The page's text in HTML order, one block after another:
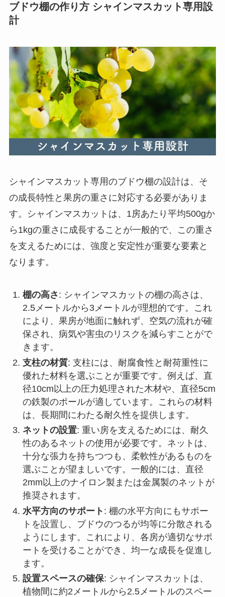
ブドウ棚の作り方 シャインマスカット専用設
計
シャインマスカット専用のブドウ棚の設計は、そ
の成長特性と果房の重さに対応する必要がありま
す。シャインマスカットは、1房あたり平均500gか
ら1kgの重さに成長することが一般的で、この重さ
を支えるためには、強度と安定性が重要な要素と
なります。
棚の高さ : シャインマスカットの棚の高さは、
2.5メートルから3メートルが理想的です。これ
により、果房が地面に触れず、空気の流れが確
保され、病気や害虫のリスクを減らすことがで
きます。
支柱の材質: 支柱には、耐腐食性と耐荷重性に
優れた材料を選ぶことが重要です。例えば、直
径10cm以上の圧力処理された木材や、直径5cm
の鉄製のポールが適しています。これらの材料
は、長期間にわたる耐久性を提供します。
ネットの設置: 重い房を支えるためには、耐久
性のあるネットの使用が必要です。ネットは、
十分な張力を持ちつつも、柔軟性があるものを
選ぶことが望ましいです。一般的には、直径
2mm以上のナイロン製または金属製のネットが
推奨されます。
水平方向のサポート : 棚の水平方向にもサポー
トを設置し、ブドウのつるが均等に分散される
ようにします。これにより、各房が適切なサポ
ートを受けることができ、均一な成長を促進し
ます。
設置スペースの確保: シャインマスカットは、
植物間に約2メートルから2.5メートルのスペー